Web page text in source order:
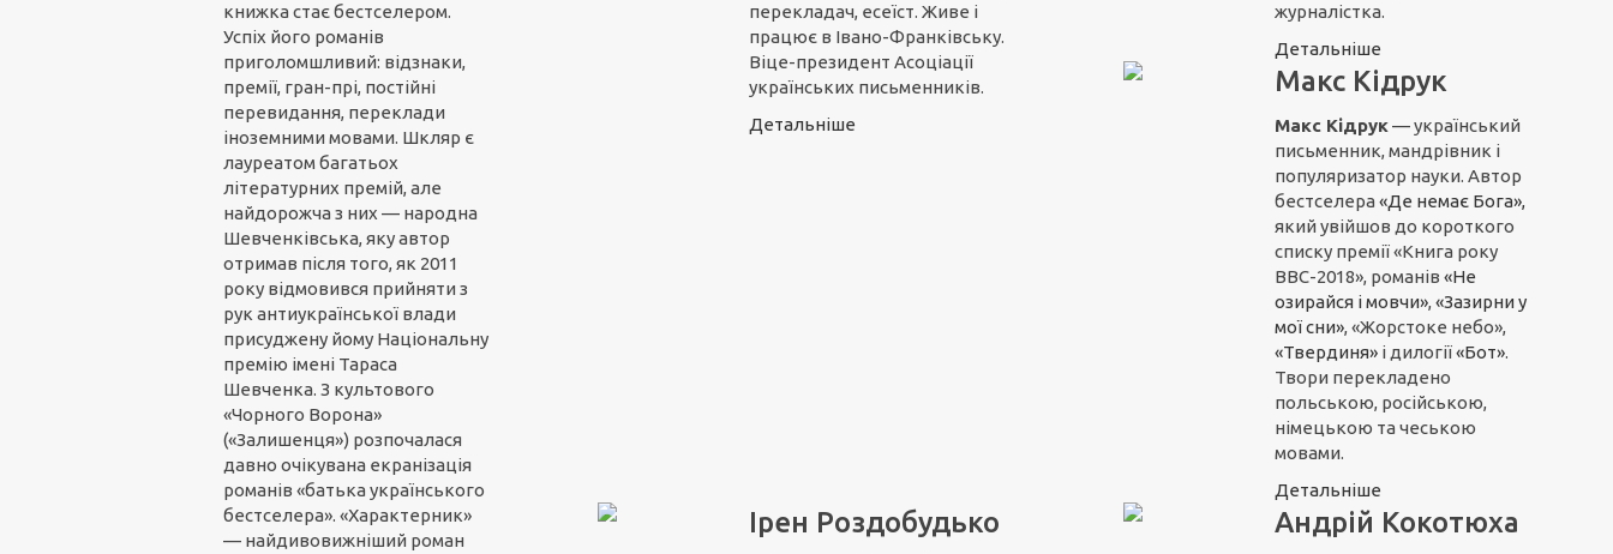
книжка стає бестселером.
Успіх його романів
приголомшливий: відзнаки,
премії, гран-прі, постійні
перевидання, переклади
іноземними мовами. Шкляр є
лауреатом багатьох
літературних премій, але
найдорожча з них — народна
Шевченківська, яку автор
отримав після того, як 2011
року відмовився прийняти з
рук антиукраїнської влади
присуджену йому Національну
премію імені Тараса
Шевченка. З культового
«Чорного Ворона»
(«Залишенця») розпочалася
давно очікувана екранізація
романів «батька українського
бестселера». «Характерник»
— найдивовижніший роман
перекладач, есеїст. Живе і
працює в Івано-Франківську.
Віце-президент Асоціації
українських письменників.
Детальніше
журналістка.
Детальніше
Макс Кідрук
Макс Кідрук— український
письменник, мандрівник і
популяризатор науки. Автор
бестселера «Де немає Бога»,
який увійшов до короткого
списку премії «Книга року
ВВС-2018», романів «Не
озирайся і мовчи», «Зазирни у
мої сни», «Жорстоке небо»,
«Твердиня» і дилогії«Бот».
Твори перекладено
польською, російською,
німецькою та чеською
мовами.
Детальніше
Ірен Роздобудько Андрій Кокотюха